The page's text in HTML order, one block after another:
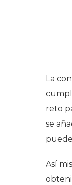
La
reto
se
Así